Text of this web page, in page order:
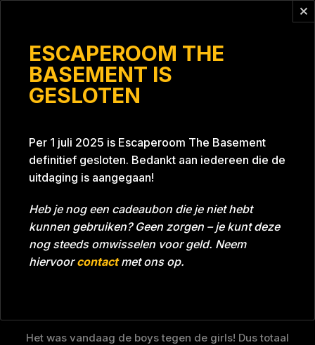
ESCAPEROOM THE
BASEMENT IS
GESLOTEN
Per 1 juli 2025 is Escaperoom The Basement
definitief gesloten. Bedankt aan iedereen die de
uitdaging is aangegaan!
Heb je nog een cadeaubon die je niet hebt
kunnen gebruiken? Geen zorgen – je kunt deze
nog steeds omwisselen voor geld. Neem
hiervoorcontactmet ons op.
Tijd Bijna gehaald Datum 05-10-2024
Room Grill With A Thrill
Het was vandaag de boys tegen de girls! Dus totaal